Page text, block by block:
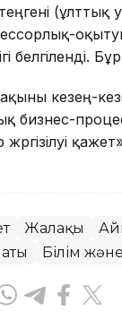
(ұлттық
белгіленді.
кезең-
бизнес-
жүргізілуі
Жалақы
Білім